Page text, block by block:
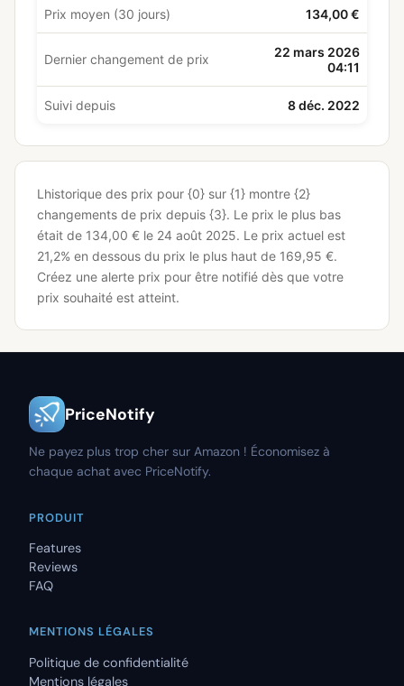
Prix moyen (30 jours) 134,00 €
Dernier changement de prix
22 mars 2026
04:11
Suivi depuis 8 déc. 2022
Lhistorique des prix pour {0} sur {1} montre {2}
changements de prix depuis {3}. Le prix le plus bas
était de 134,00 € le 24 août 2025. Le prix actuel est
21,2% en dessous du prix le plus haut de 169,95 €.
Créez une alerte prix pour être notifié dès que votre
prix souhaité est atteint.
PriceNotify
Ne payez plus trop cher sur Amazon ! Économisez à
chaque achat avec PriceNotify.
PRODUIT
Features
Reviews
FAQ
MENTIONS LÉGALES
Politique de confidentialité
Mentions légales